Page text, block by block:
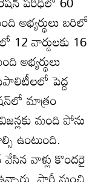
అభ్యర్థులు బరిలో
వార్డులకు 16
అభ్యర్థులు
పెద్ద
మాత్రం
మంది పోను
ఉంటుంది.
వాళ్లు కొందరై